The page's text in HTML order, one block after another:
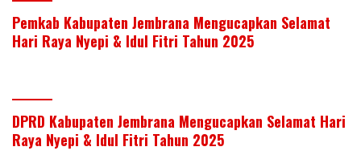
Pemkab Kabupaten Jembrana Mengucapkan Selamat
Hari Raya Nyepi & Idul Fitri Tahun 2025
DPRD Kabupaten Jembrana Mengucapkan Selamat Hari
Raya Nyepi & Idul Fitri Tahun 2025